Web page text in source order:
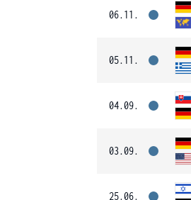
06.11.
05.11.
04.09.
03.09.
25.06.